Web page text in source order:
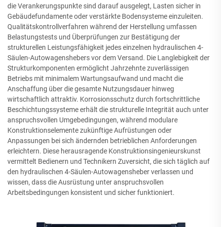
die Verankerungspunkte sind darauf ausgelegt, Lasten sicher in
Gebäudefundamente oder verstärkte Bodensysteme einzuleiten.
Qualitätskontrollverfahren während der Herstellung umfassen
Belastungstests und Überprüfungen zur Bestätigung der
strukturellen Leistungsfähigkeit jedes einzelnen hydraulischen 4-
Säulen-Autowagenshebers vor dem Versand. Die Langlebigkeit der
Strukturkomponenten ermöglicht Jahrzehnte zuverlässigen
Betriebs mit minimalem Wartungsaufwand und macht die
Anschaffung über die gesamte Nutzungsdauer hinweg
wirtschaftlich attraktiv. Korrosionsschutz durch fortschrittliche
Beschichtungssysteme erhält die strukturelle Integrität auch unter
anspruchsvollen Umgebedingungen, während modulare
Konstruktionselemente zukünftige Aufrüstungen oder
Anpassungen bei sich ändernden betrieblichen Anforderungen
erleichtern. Diese herausragende Konstruktionsingenieurskunst
vermittelt Bedienern und Technikern Zuversicht, die sich täglich auf
den hydraulischen 4-Säulen-Autowagensheber verlassen und
wissen, dass die Ausrüstung unter anspruchsvollen
Arbeitsbedingungen konsistent und sicher funktioniert.